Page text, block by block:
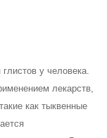
у человека.
лекарств,
как тыквенные